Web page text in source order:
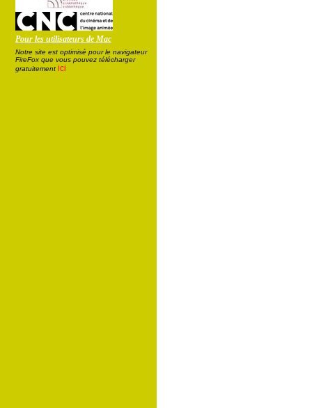
Pour les utilisateurs de Mac
Notre site est optimisé pour le navigateur
FireFox que vous pouvez télécharger
gratuitement ici